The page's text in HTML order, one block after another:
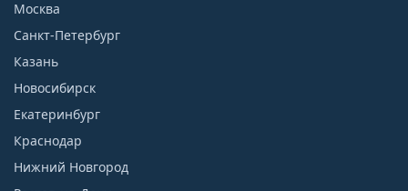
Москва
Санкт-Петербург
Казань
Новосибирск
Екатеринбург
Краснодар
Нижний Новгород